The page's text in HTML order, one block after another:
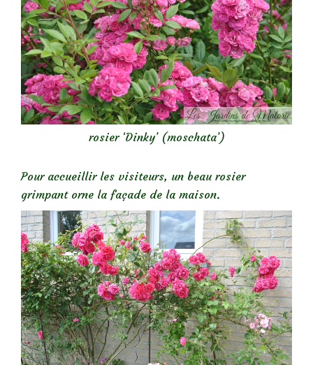
rosier ‘Dinky’ (moschata’)
Pour accueillir les visiteurs, un beau rosier
grimpant orne la façade de la maison.